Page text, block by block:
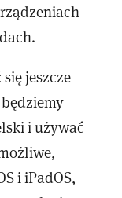
jeszcze
i używać
i iPadOS,